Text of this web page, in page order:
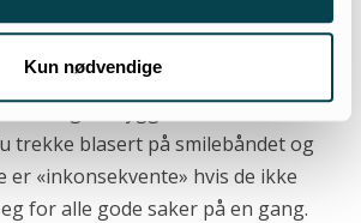
Kun nødvendige
problemer samtidig?
naturligvis tryggere. Er du
trekke blasert på smilebåndet og
er «inkonsekvente» hvis de ikke
for alle gode saker på en gang.